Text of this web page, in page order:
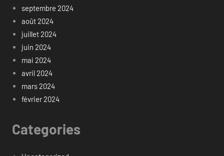
septembre 2024
août 2024
juillet 2024
juin 2024
mai 2024
avril 2024
mars 2024
février 2024
Categories